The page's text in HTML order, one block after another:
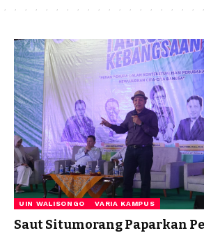
UIN WALISONGO VARIA KAMPUS
Saut Situmorang Paparkan